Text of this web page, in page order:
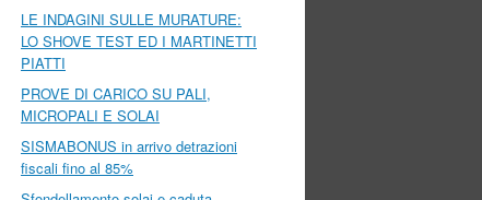
LE INDAGINI SULLE MURATURE:
LO SHOVE TEST ED I MARTINETTI
PIATTI
PROVE DI CARICO SU PALI,
MICROPALI E SOLAI
SISMABONUS in arrivo detrazioni
fiscali fino al 85%